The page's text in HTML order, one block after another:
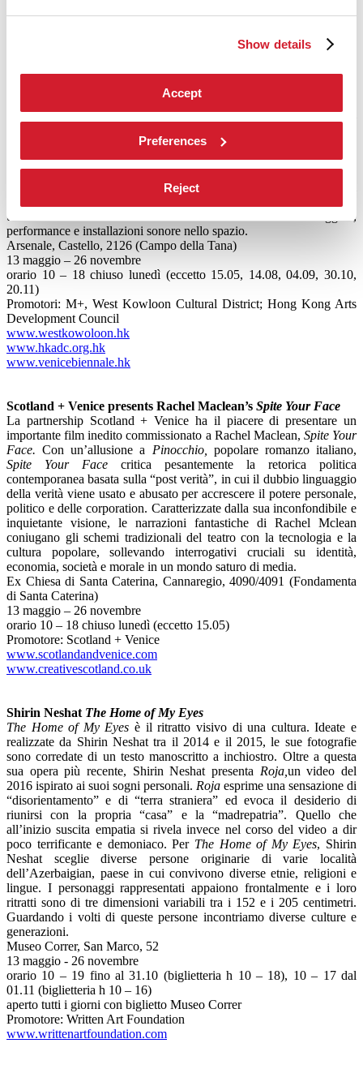
Show details
Accept
Preferences
Reject
L’artista e compositore Samson Young prende in esame la diffusione
dei “charity singles” e li analizza come “eventi” storici e momenti di
in voga negli anni 80, periodo in cui il sorgere delle aspirazioni neo-
liberiste coincise con la globalizzazione dell’industria della musica
pop. Attraverso metodi non ortodossi come la deliberata ri-
appropriazione e il fraintendimento creativo di titoli-simbolo quali
un tableau audiovisivo costituito da una collezione di oggetti,
performance e installazioni sonore nello spazio.
Arsenale, Castello, 2126 (Campo della Tana)
13 maggio – 26 novembre
orario 10 – 18 chiuso lunedì (eccetto 15.05, 14.08, 04.09, 30.10,
20.11)
Promotori: M+, West Kowloon Cultural District; Hong Kong Arts
Development Council
www.westkowoloon.hk
www.hkadc.org.hk
www.venicebiennale.hk
Scotland + Venice presents Rachel Maclean’s Spite Your Face
La partnership Scotland + Venice ha il piacere di presentare un
importante film inedito commissionato a Rachel Maclean, Spite Your
Face.Con un’allusione a Pinocchio,
popolare romanzo italiano,
Spite Your Face critica pesantemente la retorica politica
contemporanea basata sulla “post verità”, in cui il dubbio linguaggio
della verità viene usato e abusato per accrescere il potere personale,
politico e delle corporation. Caratterizzate dalla sua inconfondibile e
inquietante visione, le narrazioni fantastiche di Rachel Mclean
coniugano gli schemi tradizionali del teatro con la tecnologia e la
cultura popolare, sollevando interrogativi cruciali su identità,
economia, società e morale in un mondo saturo di media.
Ex Chiesa di Santa Caterina, Cannaregio, 4090/4091 (Fondamenta
di Santa Caterina)
13 maggio – 26 novembre
orario 10 – 18 chiuso lunedì (eccetto 15.05)
Promotore: Scotland + Venice
www.scotlandandvenice.com
www.creativescotland.co.uk
Shirin Neshat The Home of My Eyes
The Home of My Eyes è il ritratto visivo di una cultura. Ideate e
realizzate da Shirin Neshat tra il 2014 e il 2015, le sue fotografie
sono corredate di un testo manoscritto a inchiostro. Oltre a questa
sua opera più recente, Shirin Neshat presenta Roja, un video del
2016 ispirato ai suoi sogni personali. Roja esprime una sensazione di
“disorientamento” e di “terra straniera” ed evoca il desiderio di
riunirsi con la propria “casa” e la “madrepatria”. Quello che
all’inizio suscita empatia si rivela invece nel corso del video a dir
poco terrificante e demoniaco. Per The Home of My Eyes, Shirin
Neshat sceglie diverse persone originarie di varie località
dell’Azerbaigian, paese in cui convivono diverse etnie, religioni e
lingue. I personaggi rappresentati appaiono frontalmente e i loro
ritratti sono di tre dimensioni variabili tra i 152 e i 205 centimetri.
Guardando i volti di queste persone incontriamo diverse culture e
generazioni.
Museo Correr, San Marco, 52
13 maggio - 26 novembre
orario 10 – 19 fino al 31.10 (biglietteria h 10 – 18), 10 – 17 dal
01.11 (biglietteria h 10 – 16)
aperto tutti i giorni con biglietto Museo Correr
Promotore: Written Art Foundation
www.writtenartfoundation.com